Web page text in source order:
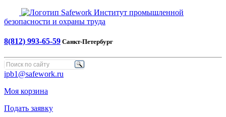
Safework Институт промышленной
безопасности и охраны труда
8(812) 993-65-59 Санкт-Петербург
ipb1@safework.ru
Моя корзина
Подать заявку